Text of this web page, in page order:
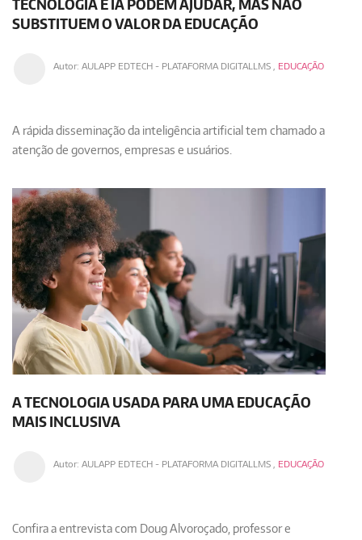
TECNOLOGIA E IA PODEM AJUDAR, MAS NÃO
SUBSTITUEM O VALOR DA EDUCAÇÃO
Autor: AULAPP EDTECH - PLATAFORMA DIGITALLMS EDUCAÇÃO
A rápidadisseminação da inteligência artificial tem chamado a
atenção de governos, empresas e usuários.
A TECNOLOGIA USADA PARA UMA EDUCAÇÃO
MAIS INCLUSIVA
Autor: AULAPP EDTECH - PLATAFORMA DIGITALLMS EDUCAÇÃO
Confira a entrevista com Doug Alvoroçado, professor e